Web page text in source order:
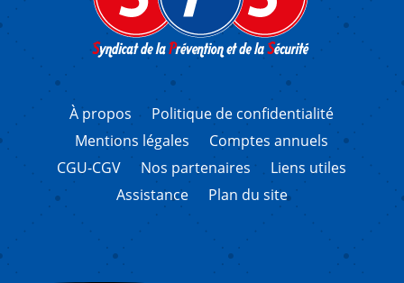
À propos
Politique de confidentialité
Mentions légales
Comptes annuels
CGU-CGV
Nos partenaires
Liens utiles
Assistance
Plan du site